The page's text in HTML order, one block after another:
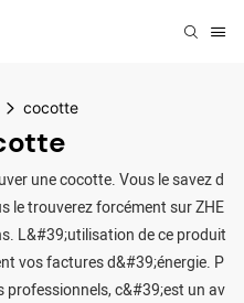
cocotte
une cocotte. Vous le savez d
le trouverez forcément sur ZHE
L&#39;utilisation de ce produit
vos factures d&#39;énergie. P
professionnels, c&#39;est un av